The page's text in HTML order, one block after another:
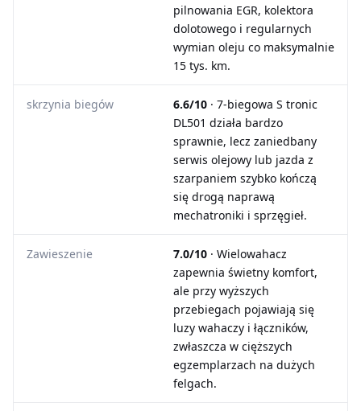
pilnowania EGR, kolektora
dolotowego i regularnych
wymian oleju co maksymalnie
15 tys. km.
skrzynia biegów 6.6/10 · 7-biegowa S tronic
DL501 działa bardzo
sprawnie, lecz zaniedbany
serwis olejowy lub jazda z
szarpaniem szybko kończą
się drogą naprawą
mechatroniki i sprzęgieł.
Zawieszenie 7.0/10 · Wielowahacz
zapewnia świetny komfort,
ale przy wyższych
przebiegach pojawiają się
luzy wahaczy i łączników,
zwłaszcza w cięższych
egzemplarzach na dużych
felgach.